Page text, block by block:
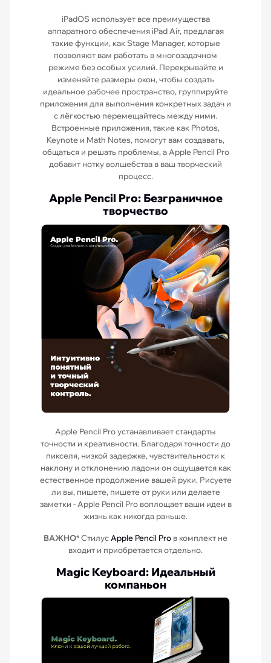
iPadOS использует все преимущества
аппаратного обеспечения iPad Air, предлагая
такие функции, как Stage Manager, которые
позволяют вам работать в многозадачном
режиме без особых усилий. Перекрывайте и
изменяйте размеры окон, чтобы создать
идеальное рабочее пространство, группируйте
приложения для выполнения конкретных задач и
с лёгкостью перемещайтесь между ними.
Встроенные приложения, такие как Photos,
Keynote и Math Notes, помогут вам создавать,
общаться и решать проблемы, а Apple Pencil Pro
добавит нотку волшебства в ваш творческий
процесс.
Apple Pencil Pro: Безграничное
творчество
Apple Pencil Pro устанавливает стандарты
точности и креативности. Благодаря точности до
пикселя, низкой задержке, чувствительности к
наклону и отклонению ладони он ощущается как
естественное продолжение вашей руки. Рисуете
ли вы, пишете, пишете от руки или делаете
заметки - Apple Pencil Pro воплощает ваши идеи в
жизнь как никогда раньше.
ВАЖНО* Стилус Apple Pencil Pro в комплект не
входит и приобретается отдельно.
Magic Keyboard: Идеальный
компаньон